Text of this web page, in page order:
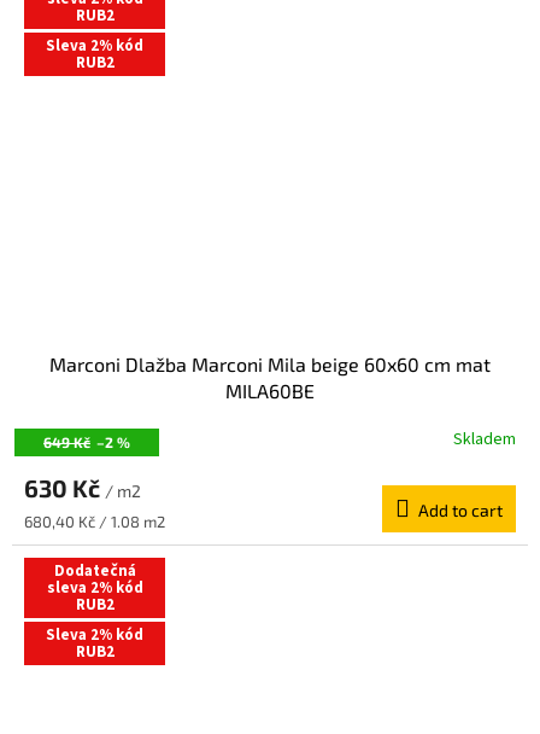
RUB2
Sleva 2% kód
RUB2
649 Kč –2 %
Marconi Dlažba Marconi Mila beige 60x60 cm mat
MILA60BE
Skladem
630 Kč / m2
Measure
price:
680,40 Kč / 1.08 m2
Add to cart
Dodatečná
sleva 2% kód
RUB2
Sleva 2% kód
RUB2